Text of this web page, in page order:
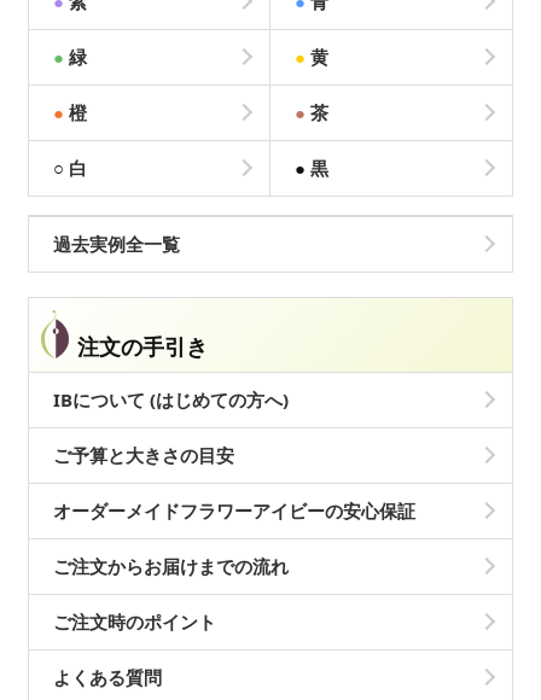
● 緑 ● 黄
● 橙 ● 茶
○ 白 ● 黒
過去実例全一覧
注文の手引き
IBについて (はじめての方へ)
ご予算と大きさの目安
オーダーメイドフラワーアイビーの安心保証
ご注文からお届けまでの流れ
ご注文時のポイント
よくある質問